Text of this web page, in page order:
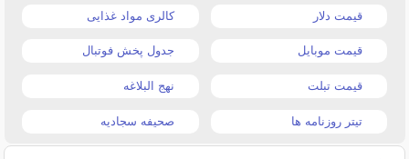
قیمت دلار کالری مواد غذایی
قیمت موبایل جدول پخش فوتبال
قیمت تبلت نهج البلاغه
تیتر روزنامه ها صحیفه سجادیه